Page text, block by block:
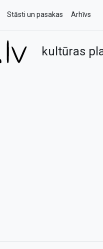
Stāsti un pasakas Arhīvs
kultūras